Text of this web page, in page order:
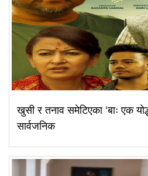
खुसी र तनाव समेटिएका ‘बाः एक
सार्वजनिक